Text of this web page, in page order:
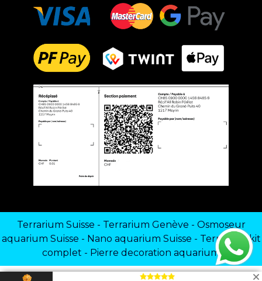
Terrarium Suisse - Terrarium Genève - Osmoseur
aquarium Suisse - Nano aquarium Suisse - Terrarium kit
complet - Pierre decoration aquarium